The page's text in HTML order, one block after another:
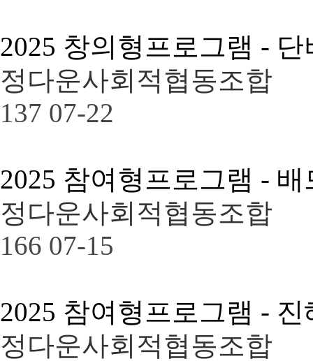
2025 창의형프로그램 -
정다운사회적협동조합
137 07-22
2025 참여형프로그램 -
정다운사회적협동조합
166 07-15
2025 참여형프로그램 -
정다운사회적협동조합